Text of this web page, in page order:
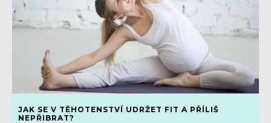
JAK SE V TĚHOTENSTVÍ UDRŽET FIT A PŘÍLIŠ
NEPŘIBRAT?